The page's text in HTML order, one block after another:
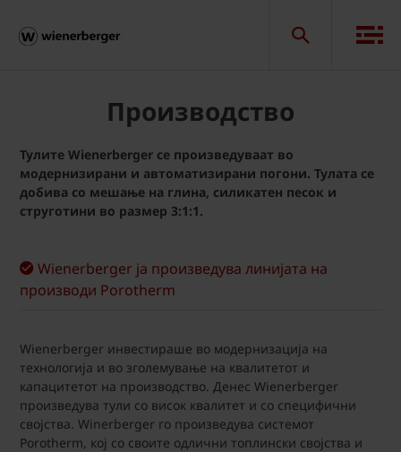
Производство
Тулите Wienerberger се произведуваат во
модернизирани и автоматизирани погони. Тулата се
добива со мешање на глина, силикатен песок и
струготини во размер 3:1:1.
Wienerberger ја произведува линијата на
производи Porotherm
Wienerberger инвестираше во модернизација на
технологија и во зголемување на квалитетот и
капацитетот на производство. Денес Wienerberger
произведува тули со висок квалитет и со специфични
својства. Winerberger го произведува системот
Porotherm, кој со своите одлични топлински својства и